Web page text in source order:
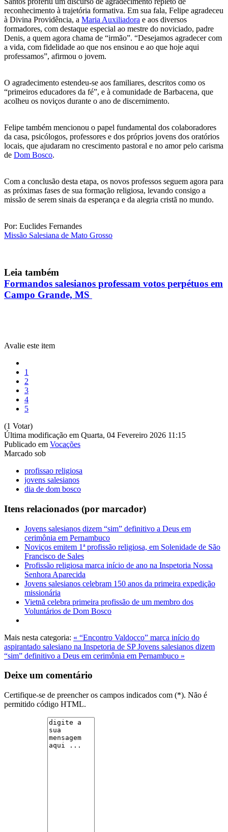
reconhecimento à trajetória formativa. Em sua fala, Felipe agradeceu
à Divina Providência, a Maria Auxiliadora e aos diversos
formadores, com destaque especial ao mestre do noviciado, padre
Denis, a quem agora chama de “irmão”. “Desejamos agradecer com
a vida, com fidelidade ao que nos ensinou e ao que hoje aqui
professamos”, afirmou o jovem.
O agradecimento estendeu-se aos familiares, descritos como os
“primeiros educadores da fé”, e à comunidade de Barbacena, que
acolheu os noviços durante o ano de discernimento.
Felipe também mencionou o papel fundamental dos colaboradores
da casa, psicólogos, professores e dos próprios jovens dos oratórios
locais, que ajudaram no crescimento pastoral e no amor pelo carisma
de Dom Bosco.
Com a conclusão desta etapa, os novos professos seguem agora para
as próximas fases de sua formação religiosa, levando consigo a
missão de serem sinais da esperança e da alegria cristã no mundo.
Por: Euclides Fernandes
Missão Salesiana de Mato Grosso
Leia também
Formandos salesianos professam votos perpétuos em
Campo Grande, MS
Avalie este item
1
2
3
4
5
(1 Votar)
Última modificação em Quarta, 04 Fevereiro 2026 11:15
Publicado em Vocações
Marcado sob
profissao religiosa
jovens salesianos
dia de dom bosco
Itens relacionados (por marcador)
Jovens salesianos dizem “sim” definitivo a Deus em
cerimônia em Pernambuco
Noviços emitem 1ª profissão religiosa, em Solenidade de São
Francisco de Sales
Profissão religiosa marca início de ano na Inspetoria Nossa
Senhora Aparecida
Jovens salesianos celebram 150 anos da primeira expedição
missionária
Vietnã celebra primeira profissão de um membro dos
Voluntários de Dom Bosco
Mais nesta categoria: « “Encontro Valdocco” marca início do
aspirantado salesiano na Inspetoria de SPJovens salesianos dizem
“sim” definitivo a Deus em cerimônia em Pernambuco »
Deixe um comentário
Certifique-se de preencher os campos indicados com (*). Não é
permitido código HTML.